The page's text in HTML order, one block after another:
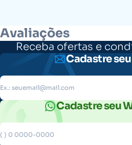
Avaliações
Receba ofertas e
Cadastre
Cadastre seu